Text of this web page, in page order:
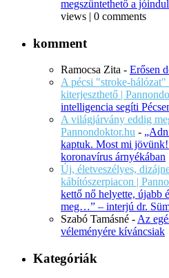
megszüntethető a
views | 0 comments
komment
Ramocsa Zita - Erősen
A pécsi "stroke-hálózat"
kiterjeszthető |
intelligencia segíti
A világjárvány eddig
Pannondoktor.hu -
kaptuk. Most mi
koronavírus árnyékában
Új, életveszélyes,
kábítószerpiacon |
kettő nő helyette, újabb
meg…” – interjú dr.
Szabó Tamásné -Az
véleményére kíváncsiak
Kategóriák